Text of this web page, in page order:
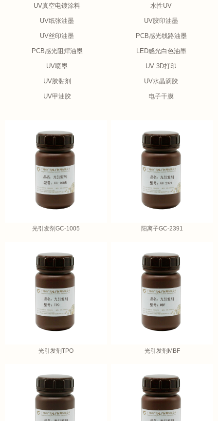
UV真空电镀涂料 水性UV
UV纸张油墨 UV胶印油墨
UV丝印油墨 PCB感光线路油墨
PCB感光阻焊油墨 LED感光白色油墨
UV喷墨 UV 3D打印
UV胶黏剂 UV水晶滴胶
UV甲油胶 电子干膜
光引发剂GC-1005 阳离子GC-2391
光引发剂TPO 光引发剂MBF